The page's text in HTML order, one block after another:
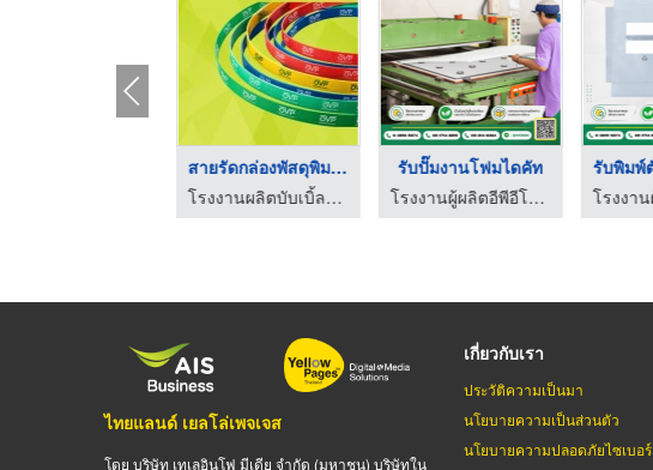
สายรัดกล่องพัสดุพิมพ ...
โรงงานผลิตบับเบิ้ลกันกระแทก
รับปั๊มงานโฟมไดคัท
โรงงานผู้ผลิตอีพีอีโฟม ชลบุรี - ไทยรุ่งเรือง โฟม
ไทยแลนด์ เยลโล่เพจเจส
โดย บริษัท เทเลอินโฟ มีเดีย จำกัด (มหาชน) บริษัทใน
เกี่ยวกับเรา
ประวัติความเป็นมา
นโยบายความเป็นส่วนตัว
นโยบายความปลอดภัยไซเบอร์